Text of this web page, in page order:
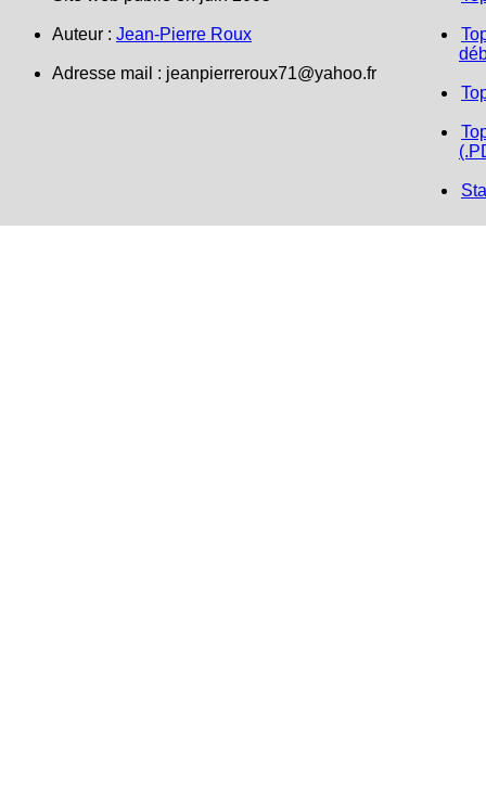
Auteur : Jean-Pierre Roux
Adresse mail : jeanpierreroux71@yahoo.fr